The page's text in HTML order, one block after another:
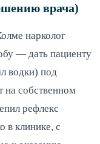
врача)
нарколог
— дать пациенту
водки) под
на собственном
рефлекс
в клинике, с